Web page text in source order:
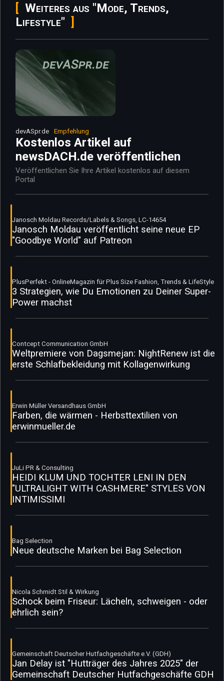
Weiteres aus "Mode, Trends,
Lifestyle"
devASpr.de Empfehlung
Kostenlos Artikel auf
newsDACH.de veröffentlichen
Veröffentlichen Sie Ihre Artikel kostenlos auf diesem
Portal
Janosch Moldau Records/Labels & Songs, LC-14654
Janosch Moldau veröffentlicht seine neue EP
"Goodbye World" auf Patreon
PlusPerfekt - OnlineMagazin für Plus Size Fashion, Trends & LifeStyle
3 Strategien, wie Du Emotionen zu Deiner Super-
Power machst
Contcept Communication GmbH
Weltpremiere von Dagsmejan: NightRenew ist die
erste Schlafbekleidung mit Kollagenwirkung
Erwin Müller Versandhaus GmbH
Farben, die wärmen - Herbsttextilien von
erwinmueller.de
JuLi PR & Consulting
HEIDI KLUM UND TOCHTER LENI IN DEN
"ULTRALIGHT WITH CASHMERE" STYLES VON
INTIMISSIMI
Bag Selection
Neue deutsche Marken bei Bag Selection
Nicola Schmidt Stil & Wirkung
Schock beim Friseur: Lächeln, schweigen - oder
ehrlich sein?
Gemeinschaft Deutscher Hutfachgeschäfte e.V. (GDH)
Jan Delay ist "Hutträger des Jahres 2025" der
Gemeinschaft Deutscher Hutfachgeschäfte GDH